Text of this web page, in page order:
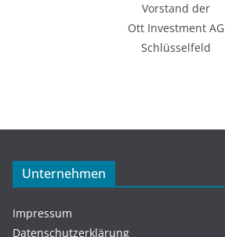
Vorstand der
Ott Investment AG
Schlüsselfeld
Unternehmen
Impressum
Datenschutzerklärung